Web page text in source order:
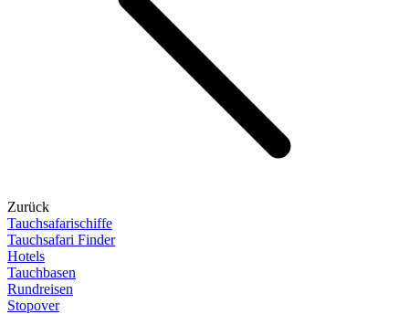
Zurück
Tauchsafarischiffe
Tauchsafari Finder
Hotels
Tauchbasen
Rundreisen
Stopover